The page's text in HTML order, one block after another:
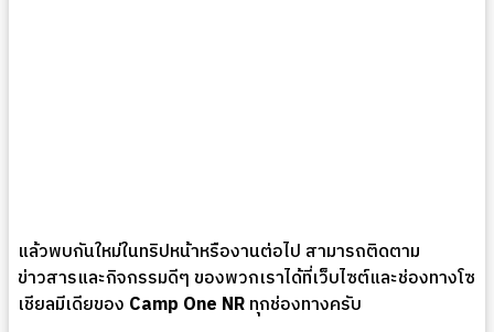
แล้วพบกันใหม่ในทริปหน้าหรืองานต่อไป สามารถติดตาม
ข่าวสารและกิจกรรมดีๆ ของพวกเราได้ที่เว็บไซต์และช่องทางโซ
เชียลมีเดียของ Camp One NRทุกช่องทางครับ